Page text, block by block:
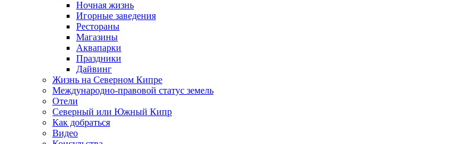
Ночная жизнь
Игорные заведения
Рестораны
Магазины
Аквапарки
Праздники
Дайвинг
Жизнь на Северном Кипре
Международно-правовой статус земель
Отели
Северный или Южный Кипр
Как добраться
Видео